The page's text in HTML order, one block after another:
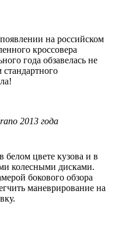
на российском
кроссовера
года обзавелась не
2013 года
белом цвете кузова и в
колесными дисками.
бокового обзора
маневрирование на